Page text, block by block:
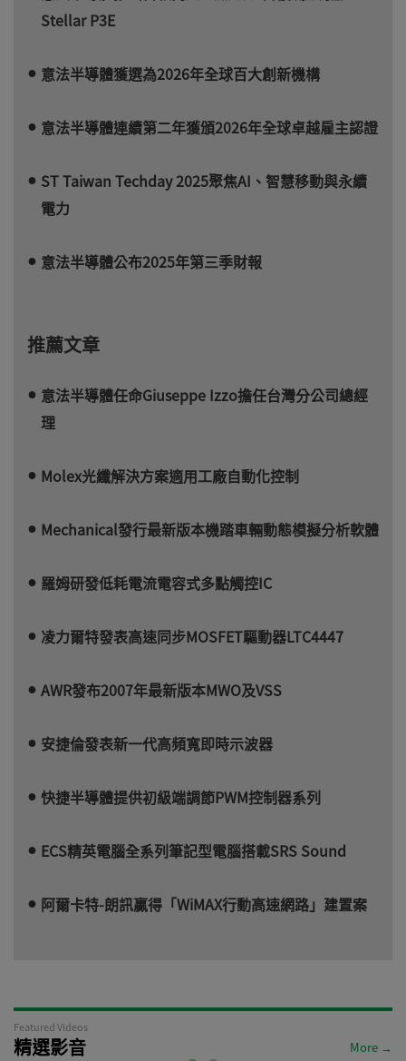
Stellar P3E
意法半導體獲選為2026年全球百大創新機構
意法半導體連續第二年獲頒2026年全球卓越雇主認證
ST Taiwan Techday 2025聚焦AI、智慧移動與永續
電力
意法半導體公布2025年第三季財報
推薦文章
意法半導體任命Giuseppe Izzo擔任台灣分公司總經
理
Molex光纖解決方案適用工廠自動化控制
Mechanical發行最新版本機踏車輛動態模擬分析軟體
羅姆研發低耗電流電容式多點觸控IC
凌力爾特發表高速同步MOSFET驅動器LTC4447
AWR發布2007年最新版本MWO及VSS
安捷倫發表新一代高頻寬即時示波器
快捷半導體提供初級端調節PWM控制器系列
ECS精英電腦全系列筆記型電腦搭載SRS Sound
阿爾卡特-朗訊贏得「WiMAX行動高速網路」建置案
Featured Videos
精選影音 More →